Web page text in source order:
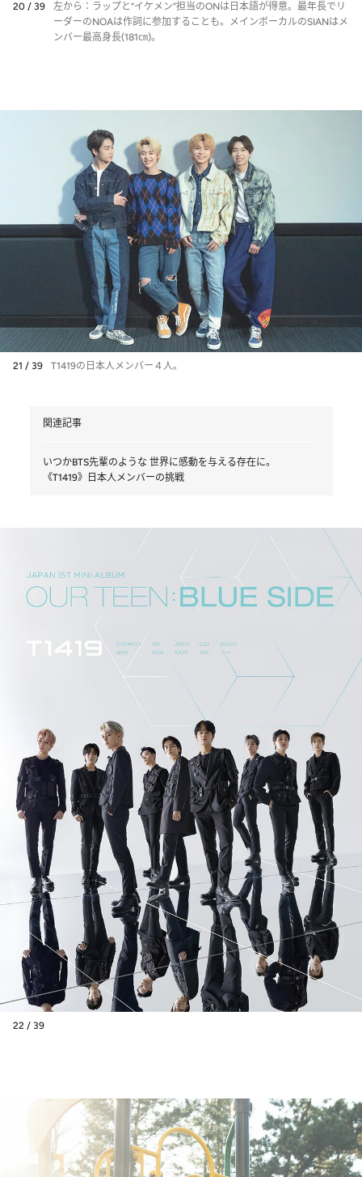
20 / 39
左から：ラップと“イケメン”担当のONは日本語が得意。最年長でリ
ーダーのNOAは作詞に参加することも。メインボーカルのSIANはメ
ンバー最高身長(181㎝)。
21 / 39 T1419の日本人メンバー４人。
関連記事
いつかBTS先輩のような 世界に感動を与える存在に。
《T1419》日本人メンバーの挑戦
22 / 39